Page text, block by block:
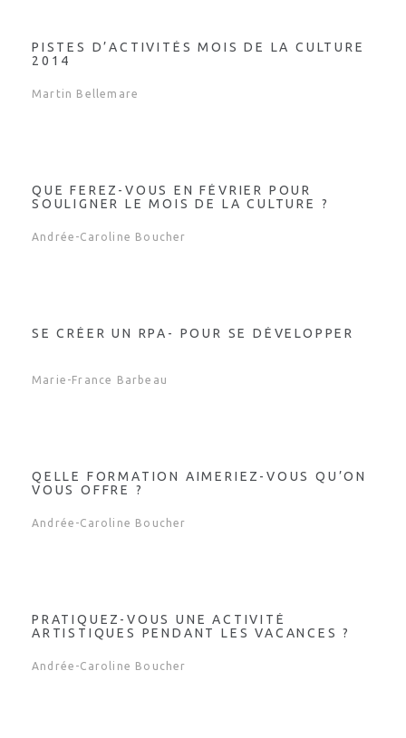
PISTES D’ACTIVITÉS MOIS DE LA CULTURE
2014
Martin Bellemare
QUE FEREZ-VOUS EN FÉVRIER POUR
SOULIGNER LE MOIS DE LA CULTURE ?
Andrée-Caroline Boucher
SE CRÉER UN RPA- POUR SE DÉVELOPPER
Marie-France Barbeau
QELLE FORMATION AIMERIEZ-VOUS QU’ON
VOUS OFFRE ?
Andrée-Caroline Boucher
PRATIQUEZ-VOUS UNE ACTIVITÉ
ARTISTIQUES PENDANT LES VACANCES ?
Andrée-Caroline Boucher